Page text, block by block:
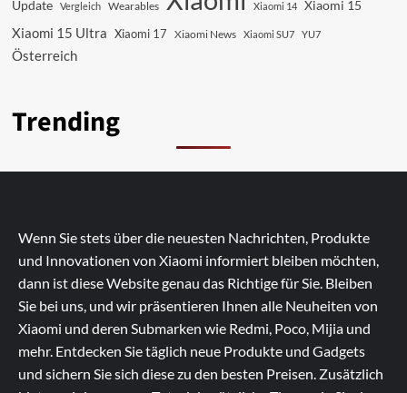
Update Vergleich Wearables Xiaomi 14 Xiaomi 15
Xiaomi 15 Ultra Xiaomi 17 Xiaomi News Xiaomi SU7 YU7
Österreich
Trending
Wenn Sie stets über die neuesten Nachrichten, Produkte
und Innovationen von Xiaomi informiert bleiben möchten,
dann ist diese Website genau das Richtige für Sie. Bleiben
Sie bei uns, und wir präsentieren Ihnen alle Neuheiten von
Xiaomi und deren Submarken wie Redmi, Poco, Mijia und
mehr. Entdecken Sie täglich neue Produkte und Gadgets
und sichern Sie sich diese zu den besten Preisen. Zusätzlich